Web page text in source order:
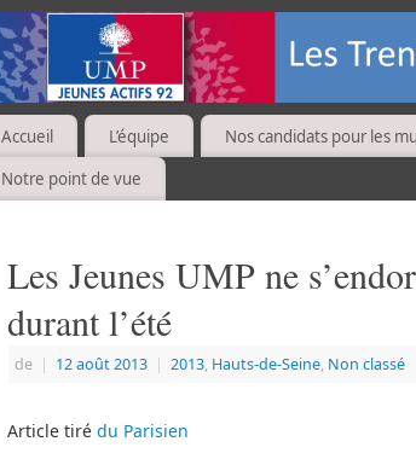
Accueil L’équipe Nos candidats pour les
Notre point de vue
Les Jeunes UMP ne
durant l’été
de | 12 août 2013 | 2013, Hauts-de-Seine, Non classé
Article tiré du Parisien